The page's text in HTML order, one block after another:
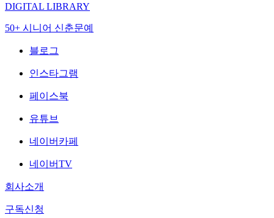
DIGITAL LIBRARY
50+ 시니어 신춘문예
블로그
인스타그램
페이스북
유튜브
네이버카페
네이버TV
회사소개
구독신청